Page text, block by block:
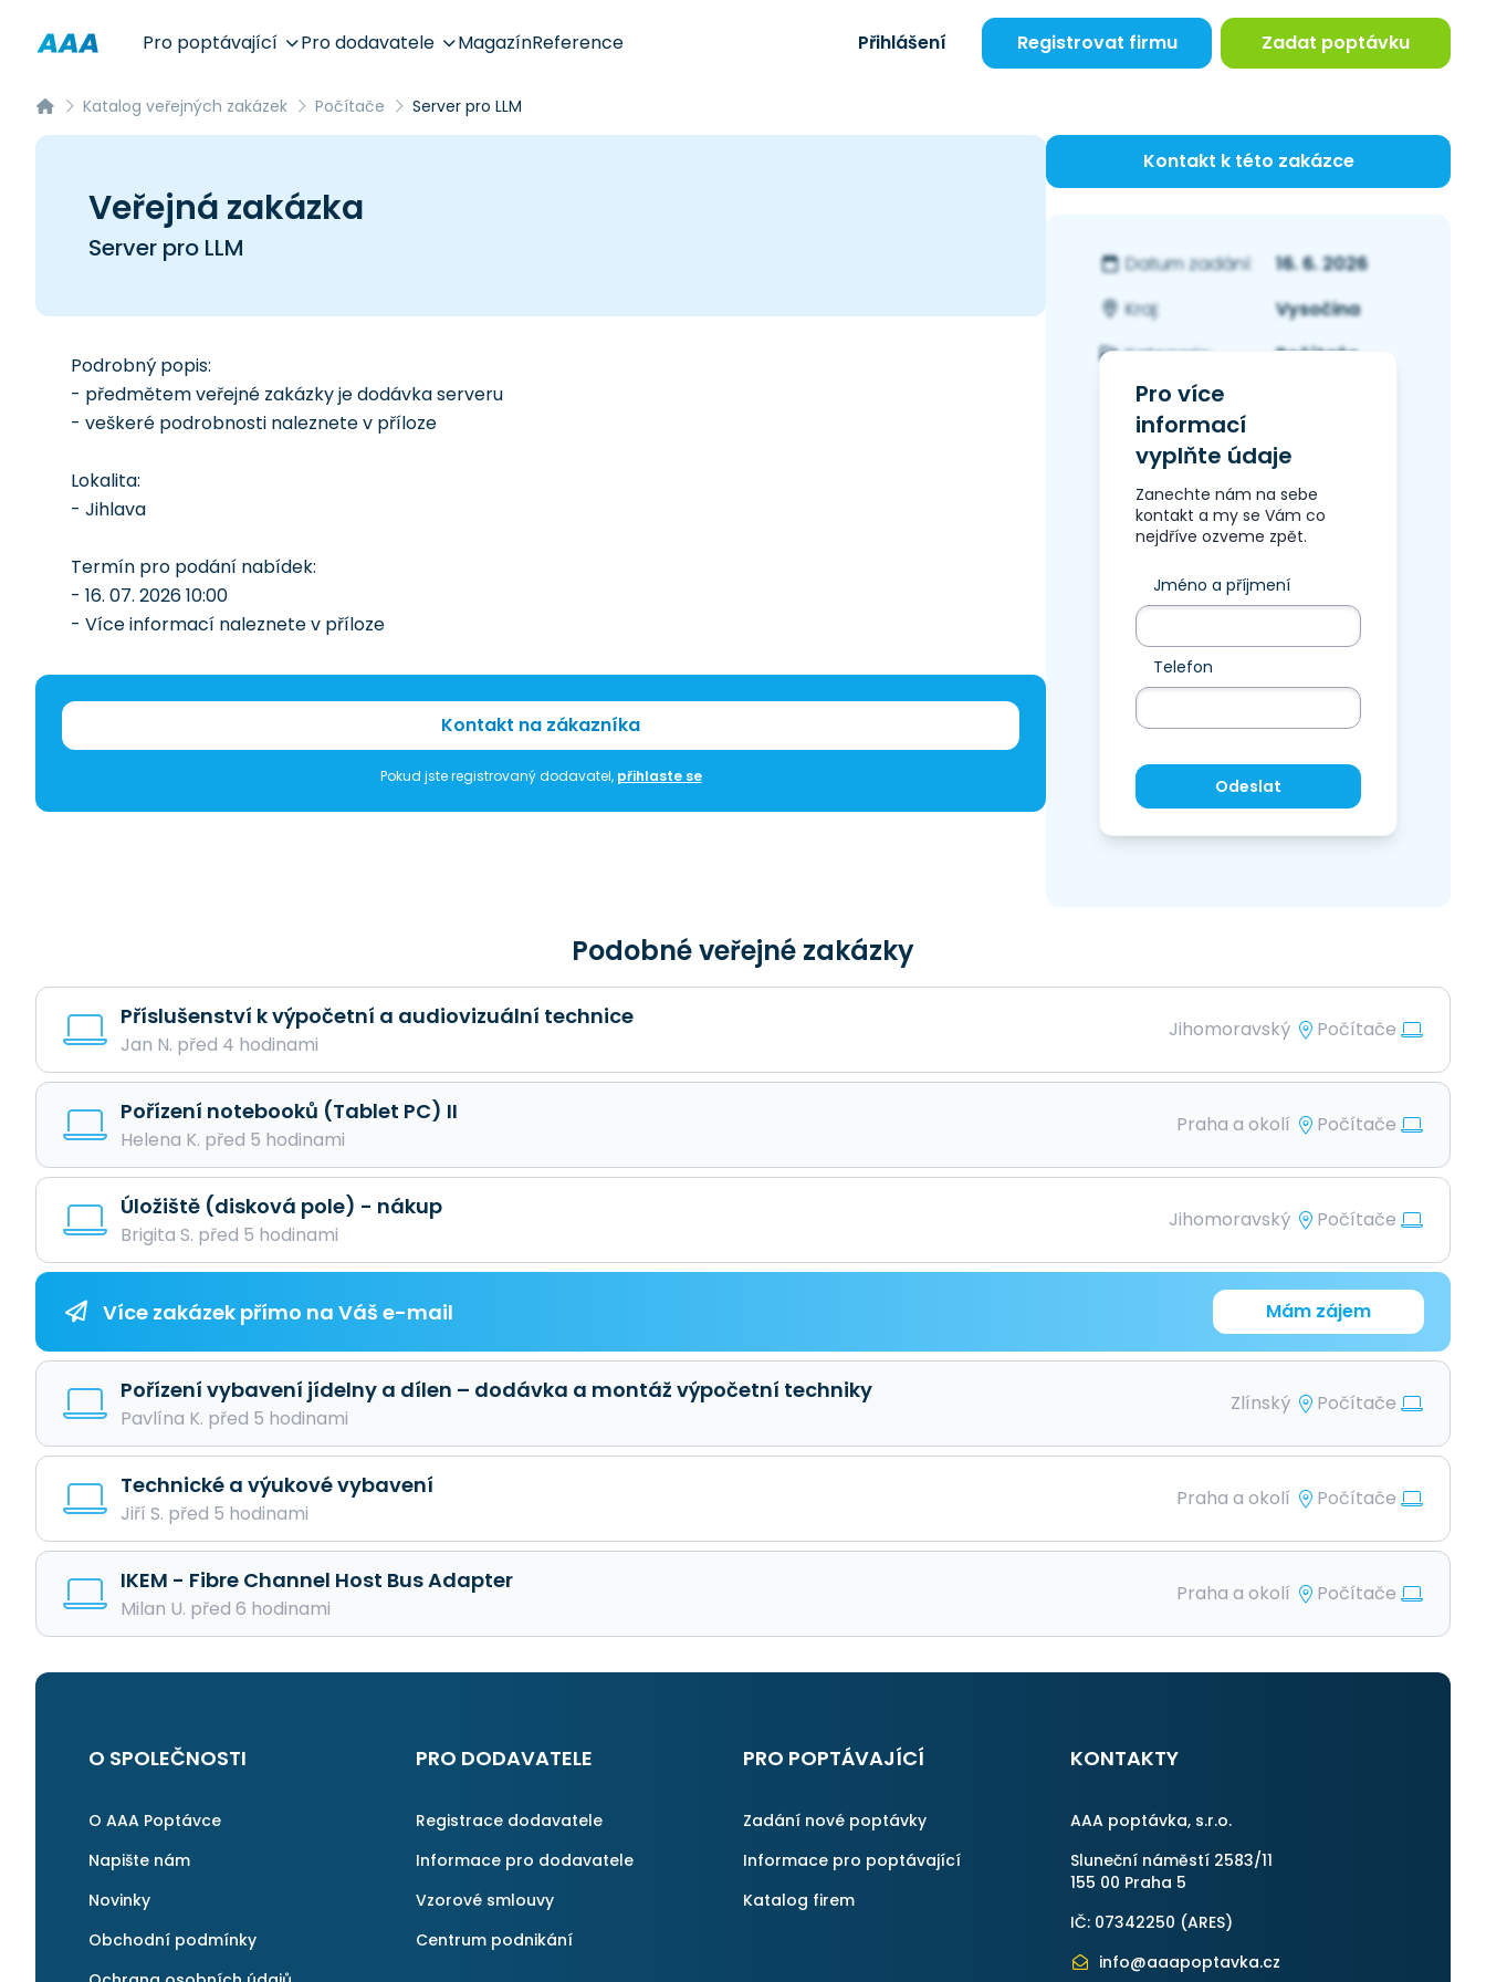
Pro poptávající Pro dodavatele MagazínReference Přihlášení Registrovat firmu Zadat poptávku
Katalog veřejných zakázek Počítače Server pro LLM
Veřejná zakázka
Server pro LLM
Podrobný popis:
- předmětem veřejné zakázky je dodávka serveru
- veškeré podrobnosti naleznete v příloze
Lokalita:
- Jihlava
Termín pro podání nabídek:
- 16. 07. 2026 10:00
- Více informací naleznete v příloze
Kontakt na zákazníka
Pokud jste registrovaný dodavatel, přihlaste se
Kontakt k této zakázce
Datum zadání:
16. 6. 2026
Kraj:
Vysočina
Kategorie:
Počítače
Pro více
informací
vyplňte údaje
Zanechte nám na sebe
kontakt a my se Vám co
nejdříve ozveme zpět.
Jméno a příjmení
Telefon
Odeslat
Podobné veřejné zakázky
Příslušenství k výpočetní a audiovizuální technice
Jan N. před 4 hodinami
Jihomoravský Počítače
Pořízení notebooků (Tablet PC) II
Helena K. před 5 hodinami
Praha a okolí Počítače
Úložiště (disková pole) - nákup
Brigita S. před 5 hodinami
Jihomoravský Počítače
Více zakázek přímo na Váš e-mail Mám zájem
Pořízení vybavení jídelny a dílen – dodávka a montáž výpočetní techniky
Pavlína K. před 5 hodinami
Zlínský Počítače
Technické a výukové vybavení
Jiří S. před 5 hodinami
Praha a okolí Počítače
IKEM - Fibre Channel Host Bus Adapter
Milan U. před 6 hodinami
Praha a okolí Počítače
O SPOLEČNOSTI
O AAA Poptávce
Napište nám
Novinky
Obchodní podmínky
PRO DODAVATELE
Registrace dodavatele
Informace pro dodavatele
Vzorové smlouvy
Centrum podnikání
PRO POPTÁVAJÍCÍ
Zadání nové poptávky
Informace pro poptávající
Katalog firem
KONTAKTY
AAA poptávka, s.r.o.
Sluneční náměstí 2583/11
155 00 Praha 5
IČ: 07342250 (ARES)
info@aaapoptavka.cz